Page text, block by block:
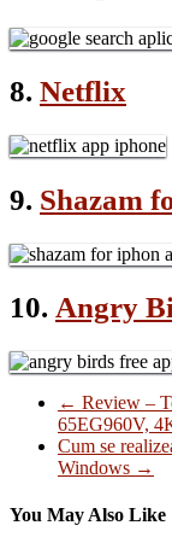
8. Netflix
9. Shazam
10. Angry
← Review –
65EG960V,
Cum se
Windows →
You May Also Like